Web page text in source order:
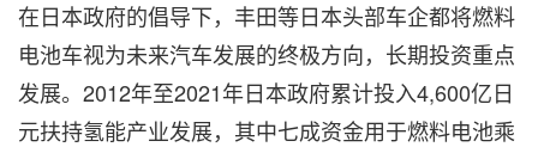
在日本政府的倡导下，丰田等日本头部车企都将燃料
电池车视为未来汽车发展的终极方向，长期投资重点
发展。2012年至2021年日本政府累计投入4,600亿日
元扶持氢能产业发展，其中七成资金用于燃料电池乘